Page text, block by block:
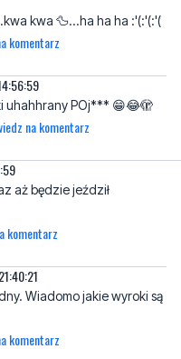
kwa 🦆...ha ha ha :⁠'⁠(:⁠'⁠(:⁠'⁠(
komentarz
uhahhrany POj*** 😁😂🫣
na komentarz
aż będzie jeździł
komentarz
Wiadomo jakie wyroki są
komentarz